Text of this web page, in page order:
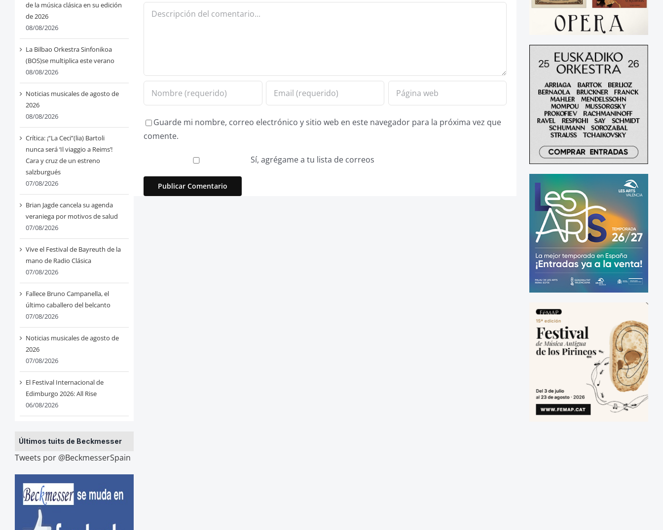
de la música clásica en su edición
de 2026
08/08/2026
La Bilbao Orkestra Sinfonikoa
(BOS)se multiplica este verano
08/08/2026
Noticias musicales de agosto de
2026
08/08/2026
Crítica: ¡“La Ceci”(lia) Bartoli
nunca será ‘Il viaggio a Reims’!
Cara y cruz de un estreno
salzburgués
07/08/2026
Brian Jagde cancela su agenda
veraniega por motivos de salud
07/08/2026
Vive el Festival de Bayreuth de la
mano de Radio Clásica
07/08/2026
Fallece Bruno Campanella, el
último caballero del belcanto
07/08/2026
Noticias musicales de agosto de
2026
07/08/2026
El Festival Internacional de
Edimburgo 2026: All Rise
06/08/2026
Últimos tuits de Beckmesser
Tweets por @BeckmesserSpain
Comentario
Guarde mi nombre, correo electrónico y sitio web en este navegador para la próxima vez que
comente.
Sí, agrégame a tu lista de correos